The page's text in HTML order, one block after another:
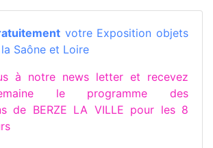
votre Exposition objets
Saône et Loire
à notre news letter et recevez
le programme des
de BERZE LA VILLE pour les 8